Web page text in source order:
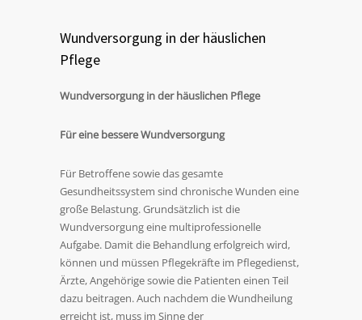
Wundversorgung in der häuslichen
Pflege
Wundversorgung in der häuslichen Pflege
Für eine bessere Wundversorgung
Für Betroffene sowie das gesamte
Gesundheitssystem sind chronische Wunden eine
große Belastung. Grundsätzlich ist die
Wundversorgung eine multiprofessionelle
Aufgabe. Damit die Behandlung erfolgreich wird,
können und müssen Pflegekräfte im Pflegedienst,
Ärzte, Angehörige sowie die Patienten einen Teil
dazu beitragen. Auch nachdem die Wundheilung
erreicht ist, muss im Sinne der